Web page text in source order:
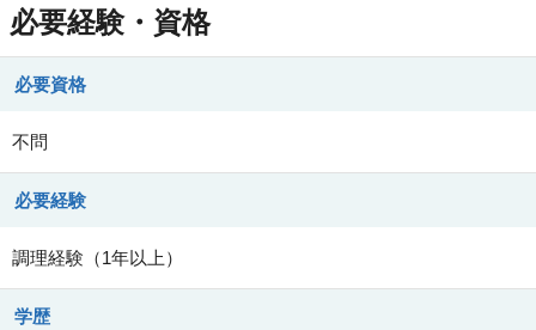
必要経験・資格
必要資格
不問
必要経験
調理経験（1年以上）
学歴